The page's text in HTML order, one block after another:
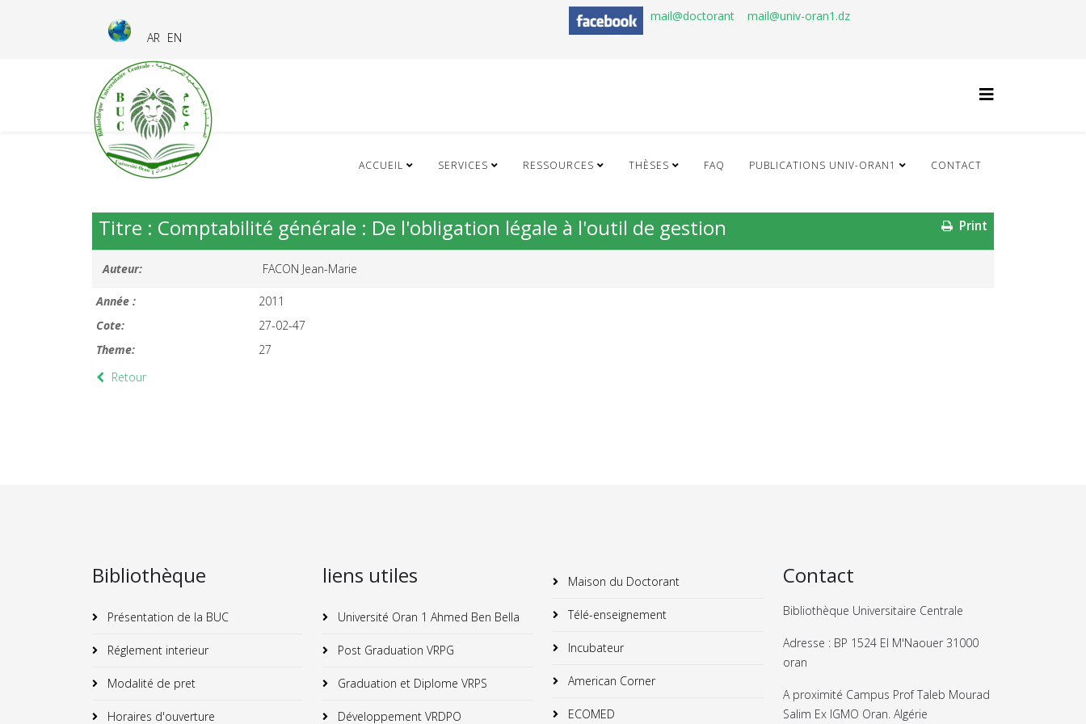
AR EN
mail@doctorant mail@univ-oran1.dz
ACCUEIL SERVICES RESSOURCES THÈSES FAQ PUBLICATIONS UNIV-ORAN1 CONTACT
Print
Titre : Comptabilité générale : De l'obligation légale à l'outil de gestion
Auteur: FACON Jean-Marie
Année :
2011
Cote:
27-02-47
Theme:
27
Retour
Bibliothèque
Présentation de la BUC
Réglement interieur
Modalité de pret
Horaires d'ouverture
liens utiles
Université Oran 1 Ahmed Ben Bella
Post Graduation VRPG
Graduation et Diplome VRPS
Développement VRDPO
Maison du Doctorant
Télé-enseignement
Incubateur
American Corner
ECOMED
Contact
Bibliothèque Universitaire Centrale
Adresse : BP 1524 El M'Naouer 31000
oran
A proximité Campus Prof Taleb Mourad
Salim Ex IGMO Oran. Algérie